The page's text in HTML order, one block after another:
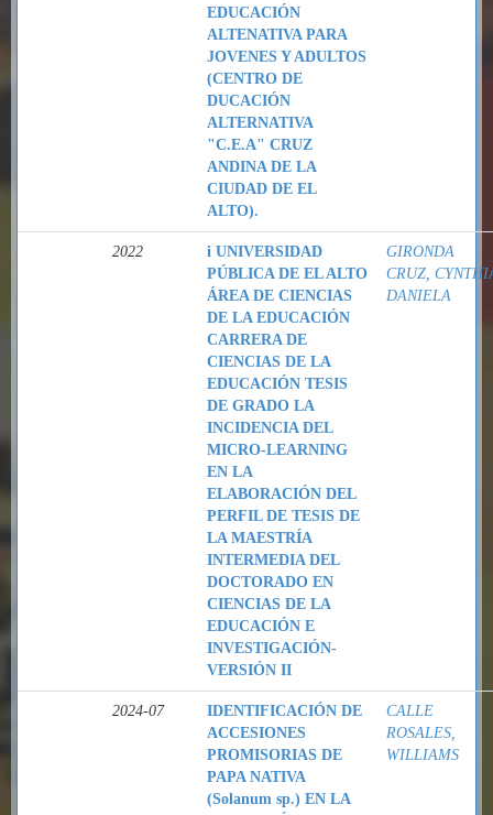
EDUCACIÓN
ALTENATIVA PARA
JOVENES Y ADULTOS
(CENTRO DE
DUCACIÓN
ALTERNATIVA
"C.E.A" CRUZ
ANDINA DE LA
CIUDAD DE EL
ALTO).
2022
i UNIVERSIDAD
PÚBLICA DE EL ALTO
ÁREA DE CIENCIAS
DE LA EDUCACIÓN
CARRERA DE
CIENCIAS DE LA
EDUCACIÓN TESIS
DE GRADO LA
INCIDENCIA DEL
MICRO-LEARNING
EN LA
ELABORACIÓN DEL
PERFIL DE TESIS DE
LA MAESTRÍA
INTERMEDIA DEL
DOCTORADO EN
CIENCIAS DE LA
EDUCACIÓN E
INVESTIGACIÓN-
VERSIÓN II
GIRONDA
CRUZ,
DANIELA
2024-07
IDENTIFICACIÓN DE
ACCESIONES
PROMISORIAS DE
PAPA NATIVA
(Solanum sp.) EN LA
CALLE
ROSALES,
WILLIAMS